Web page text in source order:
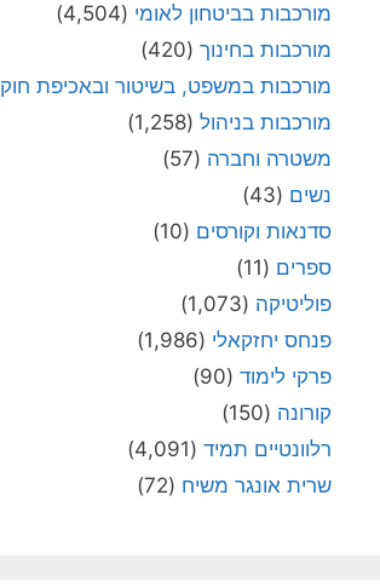
מורכבות בביטחון לאומי (4,504)
מורכבות בחינוך (420)
מורכבות במשפט, בשיטור ובאכיפת חוק
מורכבות בניהול (1,258)
משטרה וחברה (57)
נשים (43)
סדנאות וקורסים (10)
ספרים (11)
פוליטיקה (1,073)
פנחס יחזקאלי (1,986)
פרקי לימוד (90)
קורונה (150)
רלוונטיים תמיד (4,091)
שרית אונגר משיח (72)